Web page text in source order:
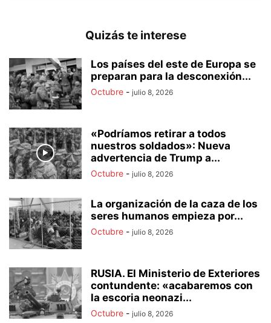
Quizás te interese
Los países del este de Europa se
preparan para la desconexión...
Octubre - julio 8, 2026
«Podríamos retirar a todos
nuestros soldados»: Nueva
advertencia de Trump a...
Octubre - julio 8, 2026
La organización de la caza de los
seres humanos empieza por...
Octubre - julio 8, 2026
RUSIA. El Ministerio de Exteriores
contundente: «acabaremos con
la escoria neonazi...
Octubre - julio 8, 2026